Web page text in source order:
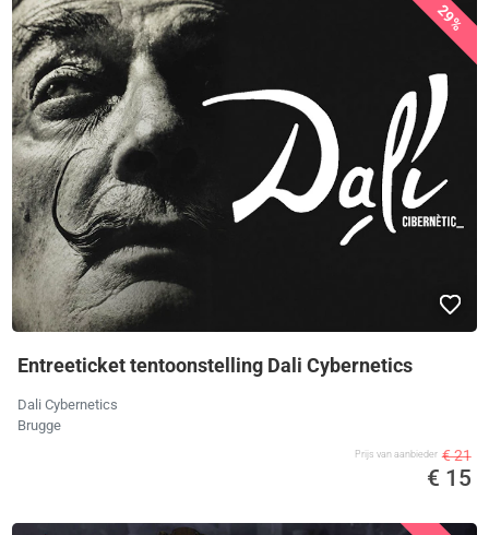
29%
Entreeticket tentoonstelling Dali Cybernetics
Dali Cybernetics
Brugge
Prijs van aanbieder € 21
€ 15